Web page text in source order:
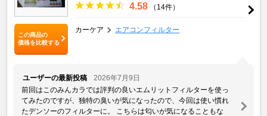
この商品の
価格を比較する
4.58 （14件）
カーケア エアコンフィルター
ユーザーの最新投稿
2026年7月9日
前回はこのみんカラでは評判の良いエムリットフィルターを使っ
てみたのですが、独特の臭いが気になったので、今回は使い慣れ
たデンソーのフィルターに。 こちらは匂いが気になることもな